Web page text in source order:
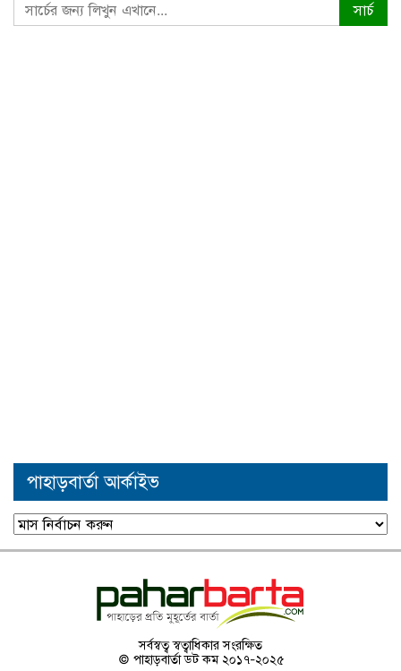
পাহাড়বার্তা আর্কাইভ
পাহাড়বার্তা
আর্কাইভ
সর্বস্বত্ব স্বত্বাধিকার সংরক্ষিত
© পাহাড়বার্তা ডট কম ২০১৭-২০২৫